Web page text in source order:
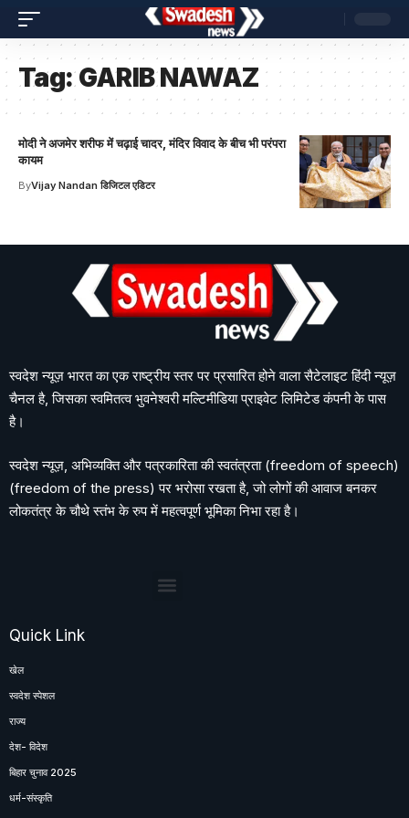
Tag:GARIB NAWAZ
मोदी ने अजमेर शरीफ में चढ़ाई चादर, मंदिर विवाद के बीच भी परंपरा
कायम
ByVijay Nandan डिजिटल एडिटर
स्वदेश न्यूज़ भारत का एक राष्ट्रीय स्तर पर प्रसारित होने वाला सैटेलाइट हिंदी न्यूज़
चैनल है, जिसका स्वमितत्व भुवनेश्वरी मल्टिमीडिया प्राइवेट लिमिटेड कंपनी के पास
है।
स्वदेश न्यूज़, अभिव्यक्ति और पत्रकारिता की स्वतंत्रता (freedom of speech)
(freedom of the press) पर भरोसा रखता है, जो लोगों की आवाज बनकर
लोकतंत्र के चौथे स्तंभ के रुप में महत्वपूर्ण भूमिका निभा रहा है।
Quick Link
खेल
स्वदेश स्पेशल
राज्य
देश- विदेश
बिहार चुनाव 2025
धर्म-संस्कृति